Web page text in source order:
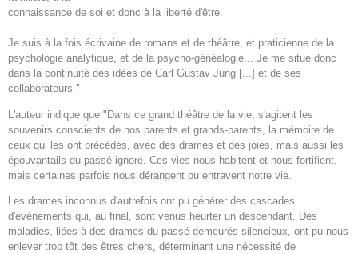
connaissance de soi et donc à la liberté d'être.
Je suis à la fois écrivaine de romans et de théâtre, et praticienne de la
psychologie analytique, et de la psycho-généalogie... Je me situe donc
dans la continuité des idées de Carl Gustav Jung [...] et de ses
collaborateurs."
L'auteur indique que "Dans ce grand théâtre de la vie, s'agitent les
souvenirs conscients de nos parents et grands-parents, la mémoire de
ceux qui les ont précédés, avec des drames et des joies, mais aussi les
épouvantails du passé ignoré. Ces vies nous habitent et nous fortifient,
mais certaines parfois nous dérangent ou entravent notre vie.
Les drames inconnus d'autrefois ont pu générer des cascades
d'événements qui, au final, sont venus heurter un descendant. Des
maladies, liées à des drames du passé demeurés silencieux, ont pu nous
enlever trop tôt des êtres chers, déterminant une nécessité de